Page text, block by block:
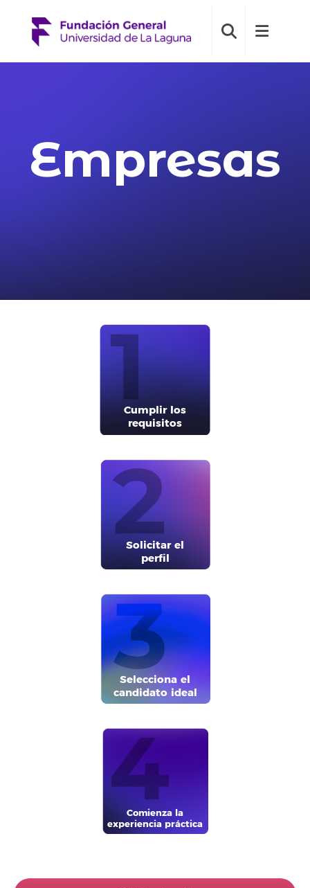
Empresas
Cumplir los
requisitos
Solicitar el
perfil
Selecciona el
candidato ideal
Comienza la
experiencia práctica